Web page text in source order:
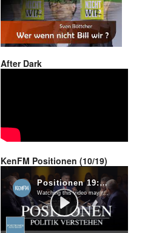
After Dark
KenFM Positionen (10/19)